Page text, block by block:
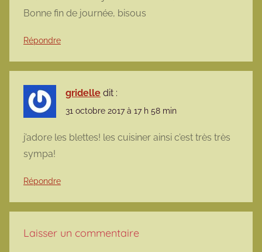
Bonne fin de journée, bisous
Répondre
gridelle dit :
31 octobre 2017 à 17 h 58 min
j’adore les blettes! les cuisiner ainsi c’est très très
sympa!
Répondre
Laisser un commentaire